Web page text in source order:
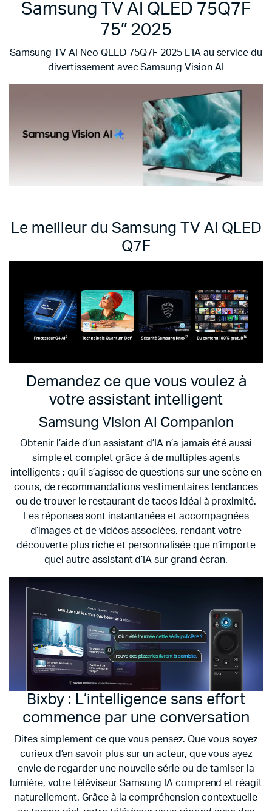
Samsung TV AI QLED 75Q7F
75″ 2025
Samsung TV AI Neo QLED 75Q7F 2025
L’IA au service du
divertissement avec Samsung Vision AI
Le meilleur du Samsung TV AI QLED
Q7F
Demandez ce que vous voulez à
votre assistant intelligent
Samsung Vision AI Companion
Obtenir l’aide d’un assistant d’IA n’a jamais été aussi
simple et complet grâce à de multiples agents
intelligents : qu’il s’agisse de questions sur une scène en
cours, de recommandations vestimentaires tendances
ou de trouver le restaurant de tacos idéal à proximité.
Les réponses sont instantanées et accompagnées
d’images et de vidéos associées, rendant votre
découverte plus riche et personnalisée que n’importe
quel autre assistant d’IA sur grand écran.
Bixby : L’intelligence sans effort
commence par une conversation
Dites simplement ce que vous pensez. Que vous soyez
curieux d’en savoir plus sur un acteur, que vous ayez
envie de regarder une nouvelle série ou de tamiser la
lumière, votre téléviseur Samsung IA comprend et réagit
naturellement. Grâce à la compréhension contextuelle